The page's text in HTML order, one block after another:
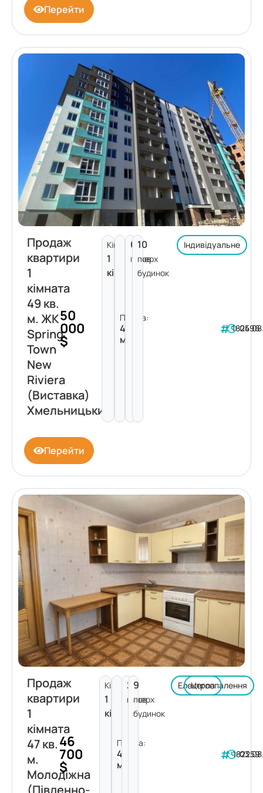
Перейти
Продаж
квартири
1
кімната
49 кв.
м. ЖК
Spring
Town
New
Riviera
(Виставка)
Хмельницький
50
000
$
Кімнат:
1
кімната
Площа:
49
м²
6
поверх
10
пов.
будинок
Індивідуальне
182496
Перейти
Продаж
квартири
1
кімната
47 кв.
м.
Молодіжна
46
700
$
Кімнат:
1
кімната
Площа:
47
м²
2
поверх
9
пов.
будинок
Електроопалення
Цегла
182259